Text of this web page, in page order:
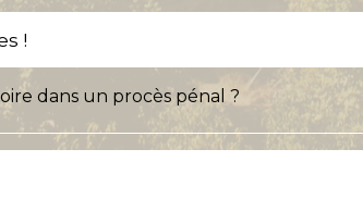
!
dans un procès pénal ?